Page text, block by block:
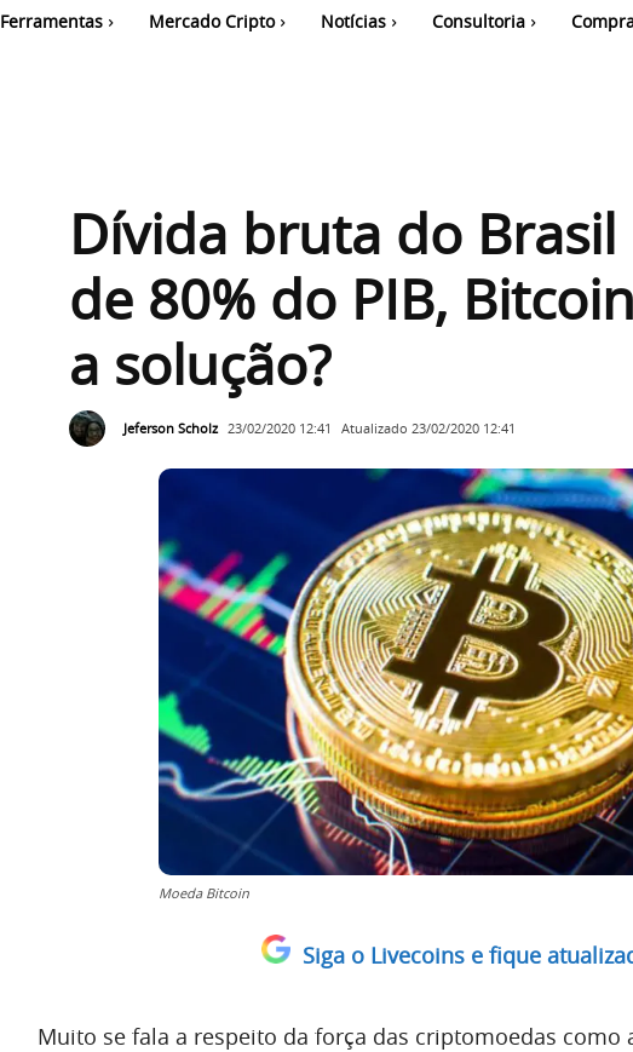
Ferramentas Mercado Cripto Notícias Consultoria
Dívida bruta do
de 80% do PIB,
a solução?
Jeferson Scholz 23/02/2020 12:41 Atualizado 23/02/2020 12:41
Moeda Bitcoin
Siga o Livecoins e fique
Muito se fala a respeito da força das criptomoedas como